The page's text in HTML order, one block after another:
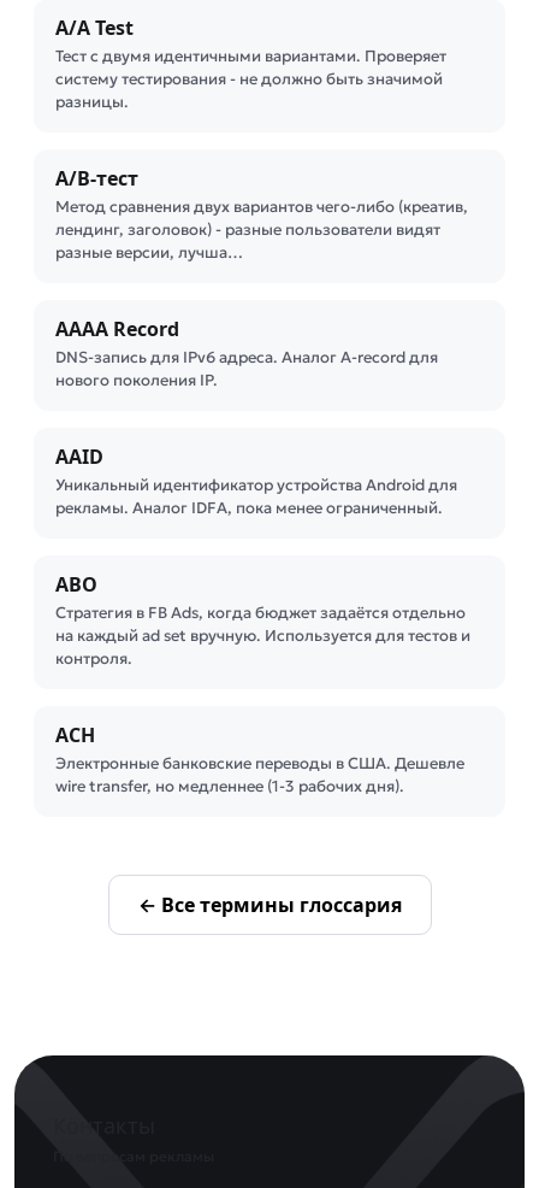
A/A Test
Тест с двумя идентичными вариантами. Проверяет
систему тестирования - не должно быть значимой
разницы.
A/B-тест
Метод сравнения двух вариантов чего-либо (креатив,
лендинг, заголовок) - разные пользователи видят
разные версии, лучша…
AAAA Record
DNS-запись для IPv6 адреса. Аналог A-record для
нового поколения IP.
AAID
Уникальный идентификатор устройства Android для
рекламы. Аналог IDFA, пока менее ограниченный.
ABO
Стратегия в FB Ads, когда бюджет задаётся отдельно
на каждый ad set вручную. Используется для тестов и
контроля.
ACH
Электронные банковские переводы в США. Дешевле
wire transfer, но медленнее (1-3 рабочих дня).
← Все термины глоссария